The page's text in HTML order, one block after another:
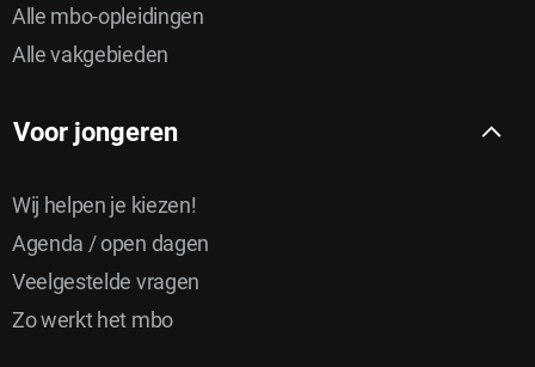
Alle mbo-opleidingen
Alle vakgebieden
Voor jongeren
Wij helpen je kiezen!
Agenda / open dagen
Veelgestelde vragen
Zo werkt het mbo